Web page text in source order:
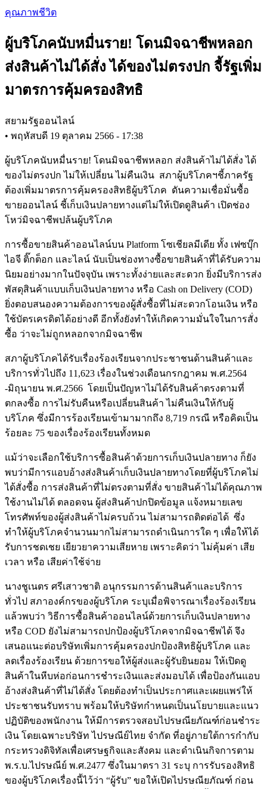
Skip
to
content
คุณภาพชีวิต
ผู้บริโภคนับหมื่นราย! โดนมิจฉาชีพหลอก
ส่งสินค้าไม่ได้สั่ง ได้ของไม่ตรงปก จี้รัฐเพิ่ม
มาตรการคุ้มครองสิทธิ
สยามรัฐออนไลน์
• พฤหัสบดี 19 ตุลาคม 2566 - 17:38
ผู้บริโภคนับหมื่นราย! โดนมิจฉาชีพหลอก ส่งสินค้าไม่ได้สั่ง ได้
ของไม่ตรงปก ไม่ให้เปลี่ยน ไม่คืนเงิน สภาผู้บริโภคฯชี้ภาครัฐ
ต้องเพิ่มมาตรการคุ้มครองสิทธิผู้บริโภค ดันความเชื่อมั่นซื้อ
ขายออนไลน์ ชี้เก็บเงินปลายทางแต่ไม่ให้เปิดดูสินค้า เปิดช่อง
โหว่มิจฉาชีพปล้นผู้บริโภค
การซื้อขายสินค้าออนไลน์บน Platform โซเชียลมีเดีย ทั้ง เฟซบุ๊ก
ไอจี ติ๊กต็อก และไลน์ นับเป็นช่องทางซื้อขายสินค้าที่ได้รับความ
นิยมอย่างมากในปัจจุบัน เพราะทั้งง่ายและสะดวก ยิ่งมีบริการส่ง
พัสดุสินค้าแบบเก็บเงินปลายทาง หรือ Cash on Delivery (COD)
ยิ่งตอบสนองความต้องการของผู้สั่งซื้อที่ไม่สะดวกโอนเงิน หรือ
ใช้บัตรเครดิตได้อย่างดี อีกทั้งยังทำให้เกิดความมั่นใจในการสั่ง
ซื้อ ว่าจะไม่ถูกหลอกจากมิจฉาชีพ
สภาผู้บริโภคได้รับเรื่องร้องเรียนจากประชาชนด้านสินค้าและ
บริการทั่วไปถึง 11,623 เรื่องในช่วงเดือนกรกฎาคม พ.ศ.2564
-มิถุนายน พ.ศ.2566 โดยเป็นปัญหาไม่ได้รับสินค้าตรงตามที่
ตกลงซื้อ การไม่รับคืนหรือเปลี่ยนสินค้า ไม่คืนเงินให้กับผู้
บริโภค ซึ่งมีการร้องเรียนเข้ามามากถึง 8,719 กรณี หรือคิดเป็น
ร้อยละ 75 ของเรื่องร้องเรียนทั้งหมด
แม้ว่าจะเลือกใช้บริการซื้อสินค้าด้วยการเก็บเงินปลายทาง ก็ยัง
พบว่ามีการแอบอ้างส่งสินค้าเก็บเงินปลายทางโดยที่ผู้บริโภคไม่
ได้สั่งซื้อ การส่งสินค้าที่ไม่ตรงตามที่สั่ง ขายสินค้าไม่ได้คุณภาพ
ใช้งานไม่ได้ ตลอดจน ผู้ส่งสินค้าปกปิดข้อมูล แจ้งหมายเลข
โทรศัพท์ของผู้ส่งสินค้าไม่ครบถ้วน ไม่สามารถติดต่อได้ ซึ่ง
ทำให้ผู้บริโภคจำนวนมากไม่สามารถดำเนินการใด ๆ เพื่อให้ได้
รับการชดเชย เยียวยาความเสียหาย เพราะคิดว่า ไม่คุ้มค่า เสีย
เวลา หรือ เสียค่าใช้จ่าย
นางชูเนตร ศรีเสาวชาติ อนุกรรมการด้านสินค้าและบริการ
ทั่วไป สภาองค์กรของผู้บริโภค ระบุเมื่อพิจารณาเรื่องร้องเรียน
แล้วพบว่า วิธีการซื้อสินค้าออนไลน์ด้วยการเก็บเงินปลายทาง
หรือ COD ยังไม่สามารถปกป้องผู้บริโภคจากมิจฉาชีพได้ จึง
เสนอแนะต่อบริษัทเพิ่มการคุ้มครองปกป้องสิทธิผู้บริโภค และ
ลดเรื่องร้องเรียน ด้วยการขอให้ผู้ส่งและผู้รับยินยอม ให้เปิดดู
สินค้าในหีบห่อก่อนการชำระเงินและส่งมอบได้ เพื่อป้องกันแอบ
อ้างส่งสินค้าที่ไม่ได้สั่ง โดยต้องทำเป็นประกาศและเผยแพร่ให้
ประชาชนรับทราบ พร้อมให้บริษัทกำหนดเป็นนโยบายและแนว
ปฏิบัติของพนักงาน ให้มีการตรวจสอบไปรษณียภัณฑ์ก่อนชำระ
เงิน โดยเฉพาะบริษัท ไปรษณีย์ไทย จำกัด ที่อยู่ภายใต้การกำกับ
กระทรวงดิจิทัลเพื่อเศรษฐกิจและสังคม และดำเนินกิจการตาม
พ.ร.บ.ไปรษณีย์ พ.ศ.2477 ซึ่งในมาตรา 31 ระบุ การรับรองสิทธิ
ของผู้บริโภคเรื่องนี้ไว้ว่า “​ผู้รับ” ขอให้เปิดไปรษณียภัณฑ์ ก่อน